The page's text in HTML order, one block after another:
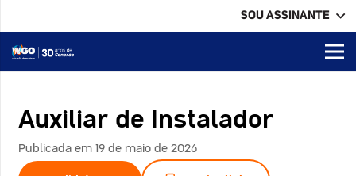
SOU ASSINANTE
Auxiliar de Instalador
Publicada em 19 de maio de 2026